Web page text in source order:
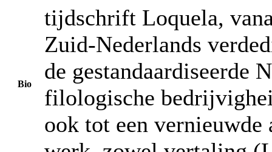
Bio
tijdschrift Loquela,
Zuid-Nederlands
de gestandaardiseerde
filologische
ook tot een